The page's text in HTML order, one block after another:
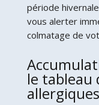
période
vous alerter
colmatage de
le tableau
allergiques